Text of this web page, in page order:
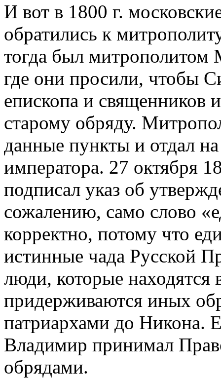
И вот в 1800 г.
обратились к
тогда был митрополитом
где они просили, чтобы
епископа и священников
старому обряду.
данные пункты и отдал
императора. 27 октября
подписал указ об
сожалению, само слово
корректно, потому что
истинные чада Русской
люди, которые находятся
придерживаются иных
патриархами до Никона.
Владимир принимал
обрядами.